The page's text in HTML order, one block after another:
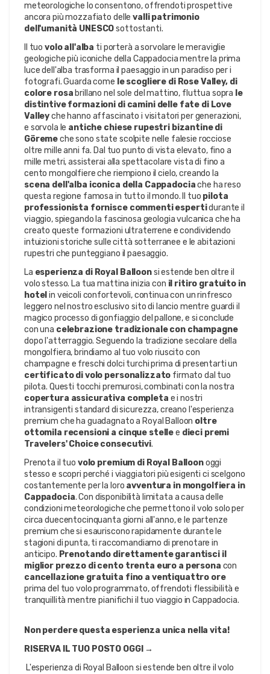
meteorologiche lo consentono, offrendoti prospettive
ancora più mozzafiato delle valli patrimonio
dell'umanità UNESCO sottostanti.
Il tuo volo all'alba ti porterà a sorvolare le meraviglie
geologiche più iconiche della Cappadocia mentre la prima
luce dell'alba trasforma il paesaggio in un paradiso per i
fotografi. Guarda come le scogliere di Rose Valley, di
colore rosa brillano nel sole del mattino, fluttua sopra le
distintive formazioni di camini delle fate di Love
Valley che hanno affascinato i visitatori per generazioni,
e sorvola le antiche chiese rupestri bizantine di
Göreme che sono state scolpite nelle falesie rocciose
oltre mille anni fa. Dal tuo punto di vista elevato, fino a
mille metri, assisterai alla spettacolare vista di fino a
scena dell'alba iconica della Cappadocia che ha reso
questa regione famosa in tutto il mondo. Il tuo pilota
professionista fornisce commenti esperti durante il
viaggio, spiegando la fascinosa geologia vulcanica che ha
creato queste formazioni ultraterrene e condividendo
intuizioni storiche sulle città sotterranee e le abitazioni
rupestri che punteggiano il paesaggio.
La esperienza di Royal Balloon si estende ben oltre il
volo stesso. La tua mattina inizia con il ritiro gratuito in
hotel in veicoli confortevoli, continua con un rinfresco
leggero nel nostro esclusivo sito di lancio mentre guardi il
magico processo di gonfiaggio del pallone, e si conclude
con una celebrazione tradizionale con champagne
dopo l'atterraggio. Seguendo la tradizione secolare della
mongolfiera, brindiamo al tuo volo riuscito con
certificato di volo personalizzato firmato dal tuo
copertura assicurativa completa e i nostri
intransigenti standard di sicurezza, creano l'esperienza
premium che ha guadagnato a Royal Balloon oltre
ottomila recensioni a cinque stelle e dieci premi
Travelers' Choice consecutivi.
Prenota il tuo volo premium di Royal Balloon oggi
stesso e scopri perché i viaggiatori più esigenti ci scelgono
costantemente per la loro avventura in mongolfiera in
Cappadocia. Con disponibilità limitata a causa delle
condizioni meteorologiche che permettono il volo solo per
circa duecentocinquanta giorni all'anno, e le partenze
premium che si esauriscono rapidamente durante le
stagioni di punta, ti raccomandiamo di prenotare in
anticipo. Prenotando direttamente garantisci il
miglior prezzo di cento trenta euro a persona
cancellazione gratuita fino a ventiquattro ore
prima del tuo volo programmato, offrendoti flessibilità e
tranquillità mentre pianifichi il tuo viaggio in Cappadocia.
Non perdere questa esperienza unica nella vita!
RISERVA IL TUO POSTO OGGI →